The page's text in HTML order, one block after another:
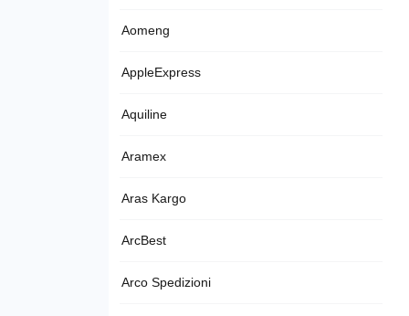
Aomeng
AppleExpress
Aquiline
Aramex
Aras Kargo
ArcBest
Arco Spedizioni